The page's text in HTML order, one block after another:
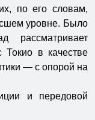
по его словам,
уровне. Было
рассматривает
Токио в качестве
— с опорой на
и передовой